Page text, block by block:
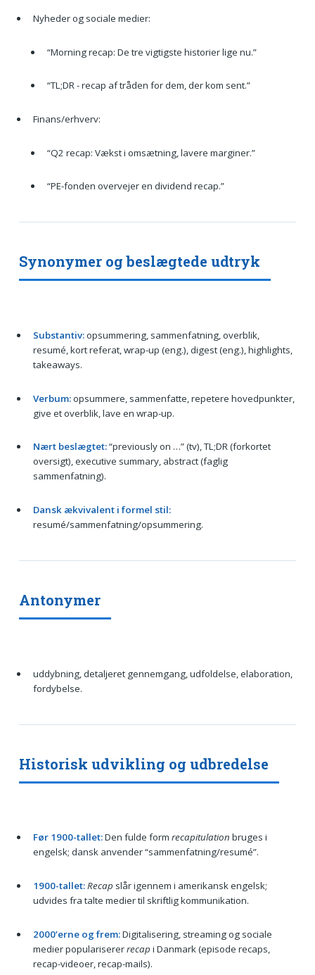
Nyheder og sociale medier:
“Morning recap: De tre vigtigste historier lige nu.”
“TL;DR - recap af tråden for dem, der kom sent.”
Finans/erhverv:
“Q2 recap: Vækst i omsætning, lavere marginer.”
“PE-fonden overvejer en dividend recap.”
Synonymer og beslægtede udtryk
Substantiv:opsummering, sammenfatning, overblik,
resumé, kort referat, wrap-up (eng.), digest (eng.), highlights,
takeaways.
Verbum:opsummere, sammenfatte, repetere hovedpunkter,
give et overblik, lave en wrap-up.
Nært beslægtet:“previously on …” (tv), TL;DR (forkortet
oversigt), executive summary, abstract (faglig
sammenfatning).
Dansk ækvivalent i formel stil:
resumé/sammenfatning/opsummering.
Antonymer
uddybning, detaljeret gennemgang, udfoldelse, elaboration,
fordybelse.
Historisk udvikling og udbredelse
Før 1900-tallet:Den fulde form recapitulation bruges i
engelsk; dansk anvender “sammenfatning/resumé”.
1900-tallet:Recap slår igennem i amerikansk engelsk;
udvides fra talte medier til skriftlig kommunikation.
2000’erne og frem:Digitalisering, streaming og sociale
medier popularisererrecap i Danmark (episode recaps,
recap-videoer, recap-mails).